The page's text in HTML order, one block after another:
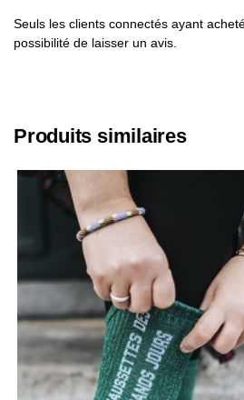
Seuls les clients connectés ayant
possibilité de laisser un avis.
Produits similaires